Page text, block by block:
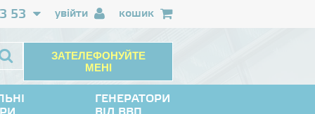
увійти
53 кошик
ЗАТЕЛЕФОНУЙТЕ
МЕНІ
ГЕНЕРАТОРИ